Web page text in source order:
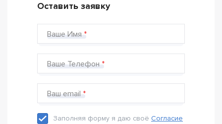
Оставить заявку
Ваше Имя
Ваше Телефон
Ваш email
Заполняя форму я даю своё Согласие